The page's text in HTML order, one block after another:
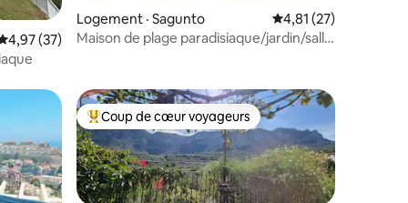
moyenne de 4,97 sur 5, 37 commentaires
4,97 (37)
Logement · Sagunto Note moyenne de
4,81 (27)
Maison de plage paradisiaque/jardin/salle
Coup de cœur voyageurs parmi les plus aimés
Coup de cœur voyageurs